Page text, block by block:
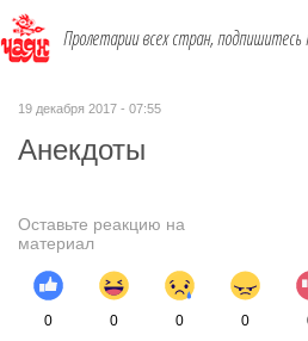
Пролетарии всех стран, подпишитесь
19 декабря 2017 - 07:55
Анекдоты
Оставьте реакцию на
материал
0 0 0 0